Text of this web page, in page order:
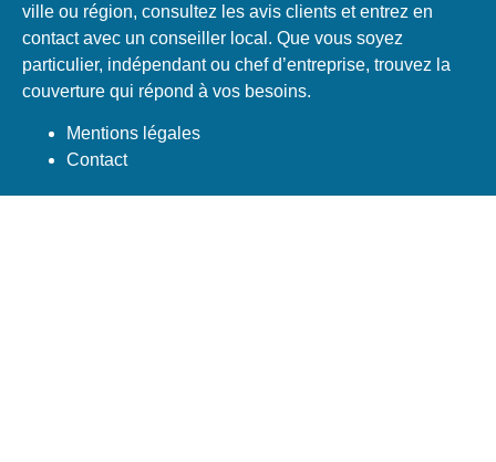
ville ou région, consultez les avis clients et entrez en
contact avec un conseiller local. Que vous soyez
particulier, indépendant ou chef d’entreprise, trouvez la
couverture qui répond à vos besoins.
Mentions légales
Contact